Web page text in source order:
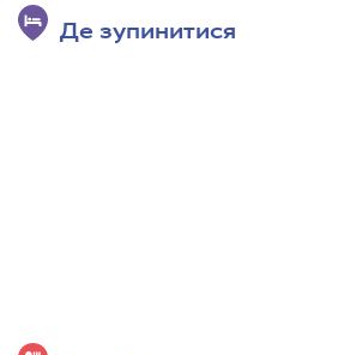
Де зупинитися